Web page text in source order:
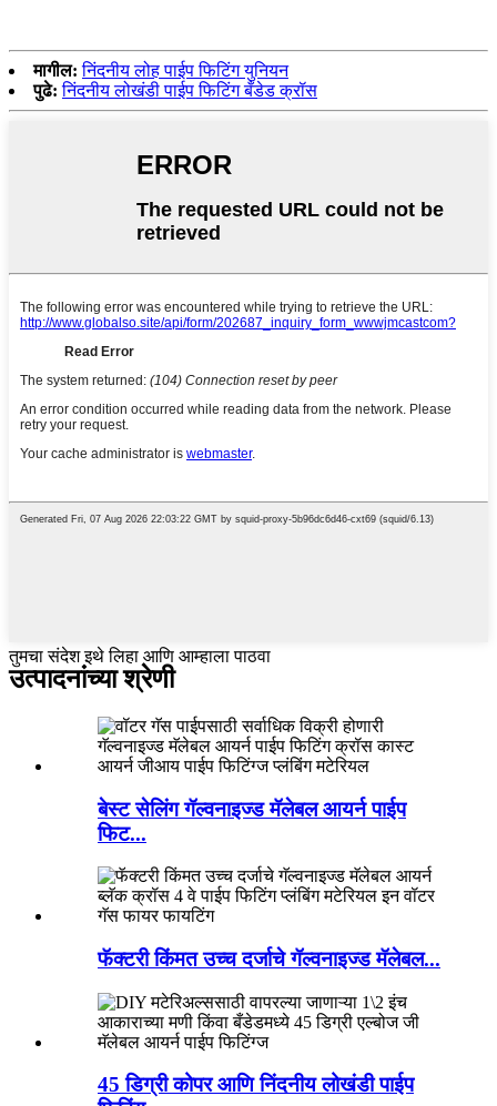
मागील: निंदनीय लोह पाईप फिटिंग युनियन
पुढे: निंदनीय लोखंडी पाईप फिटिंग बँडेड क्रॉस
तुमचा संदेश इथे लिहा आणि आम्हाला पाठवा
उत्पादनांच्या श्रेणी
बेस्ट सेलिंग गॅल्वनाइज्ड मॅलेबल आयर्न पाईप
फिट...
फॅक्टरी किंमत उच्च दर्जाचे गॅल्वनाइज्ड मॅलेबल...
45 डिग्री कोपर आणि निंदनीय लोखंडी पाईप